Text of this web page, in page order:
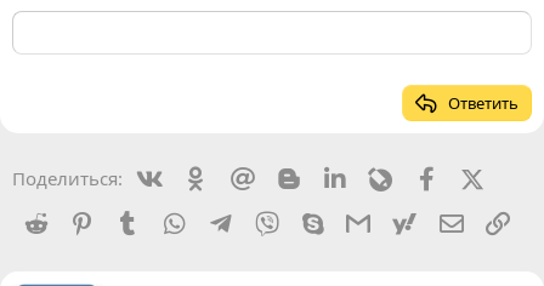
Ответить
Поделиться: VkontakteOdnoklassniki
Mail.ru BloggerLinkedinLivejournalFacebook
Reddit
PinterestTumblr WhatsAppTelegram
Viber SkypeGmailyahoomail